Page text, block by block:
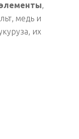
,
медь и
их